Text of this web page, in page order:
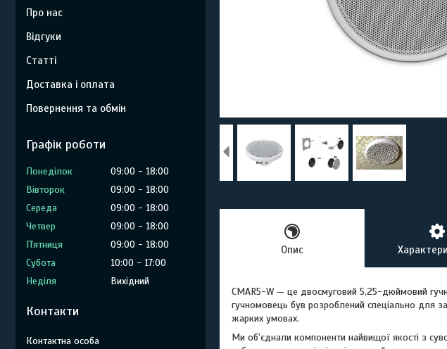
Опис
CMAR5-W — це двосмуговий 5,25-дюймовий
гучномовець був розроблений спеціально для
жарких умовах.
Ми об'єднали компоненти найвищої якості з
Про нас
Відгуки
Статті
Доставка і оплата
Повернення та обмін
Графік роботи
Понеділок 09:00
18:00
Вівторок
09:00
18:00
Середа
09:00
18:00
Четвер
09:00
18:00
Пʼятниця
09:00
18:00
Субота
10:00
17:00
Неділя
Вихідний
Контакти